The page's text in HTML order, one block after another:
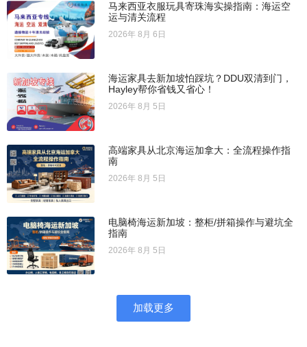
马来西亚衣服玩具寄珠海实操指南：海运空
运与清关流程
2026年 8月 6日
海运家具去新加坡怕踩坑？DDU双清到门，
Hayley帮你省钱又省心！
2026年 8月 5日
高端家具从北京海运加拿大：全流程操作指
南
2026年 8月 5日
电脑椅海运新加坡：整柜/拼箱操作与避坑全
指南
2026年 8月 5日
加载更多